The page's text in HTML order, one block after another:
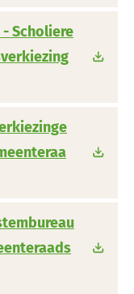
Scholiere